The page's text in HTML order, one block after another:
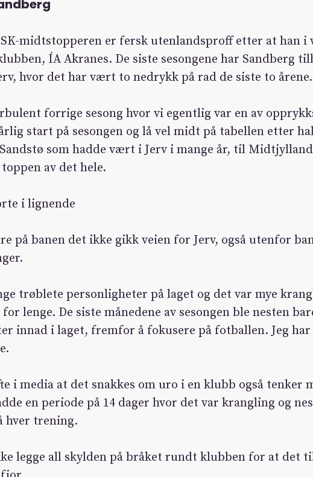
midtstopperen er fersk utenlandsproff etter at han
ÍA Akranes. De siste sesongene har Sandberg
hvor det har vært to nedrykk på rad de siste to årene.
forrige sesong hvor vi egentlig var en av
start på sesongen og lå vel midt på tabellen etter
som hadde vært i Jerv i mange år, til
av det hele.
i lignende
på banen det ikke gikk veien for Jerv, også utenfor
trøblete personligheter på laget og det var mye
lenge. De siste månedene av sesongen ble nesten
innad i laget, fremfor å fokusere på fotballen. Jeg
i media at det snakkes om uro i en klubb også tenker
en periode på 14 dager hvor det var krangling og
hver trening.
legge all skylden på bråket rundt klubben for at det